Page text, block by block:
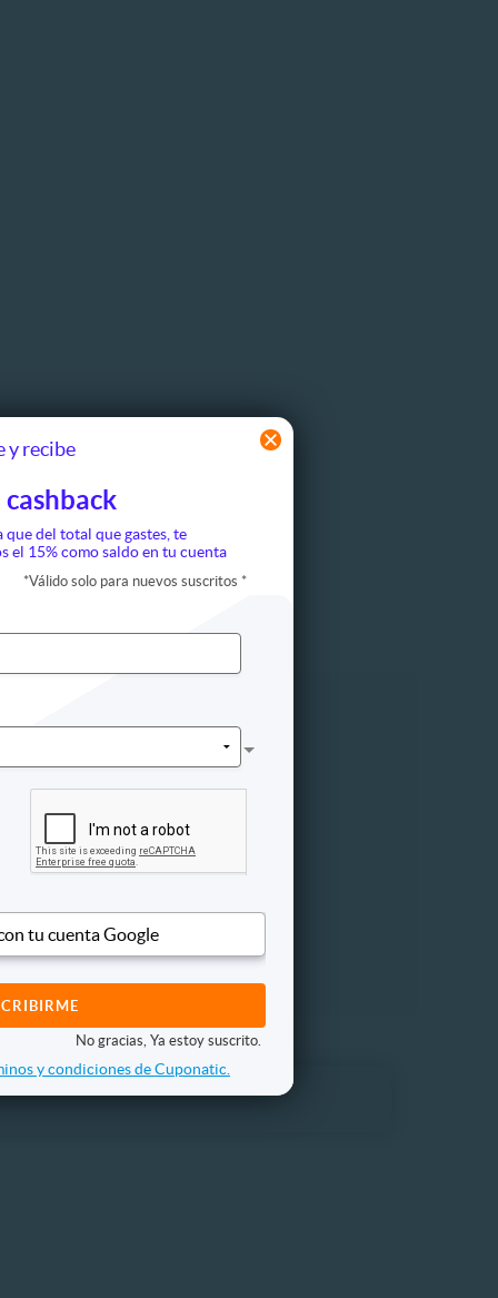
y recibe
cashback
que del total que gastes, te
el 15% como saldo en tu cuenta
*Válido solo para nuevos suscritos *
tu cuenta Google
No gracias, Ya estoy suscrito.
y condiciones de Cuponatic.